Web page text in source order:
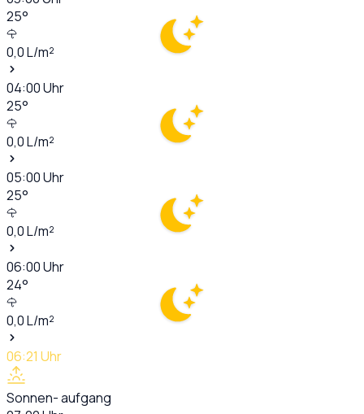
25°
0,0L/m²
04:00Uhr
25°
0,0L/m²
05:00Uhr
25°
0,0L/m²
06:00Uhr
24°
0,0L/m²
06:21 Uhr
Sonnen- aufgang